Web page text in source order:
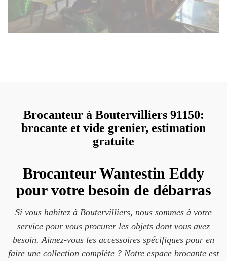
Brocanteur à Boutervilliers 91150:
brocante et vide grenier, estimation
gratuite
Brocanteur Wantestin Eddy
pour votre besoin de débarras
Si vous habitez à Boutervilliers, nous sommes à votre
service pour vous procurer les objets dont vous avez
besoin. Aimez-vous les accessoires spécifiques pour en
faire une collection complète ? Notre espace brocante est